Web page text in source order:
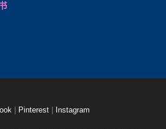
Pinterest Instagram